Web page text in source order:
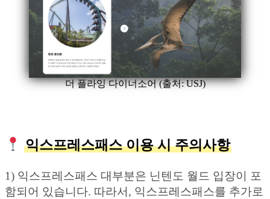
더 플라잉 다이너소어 (출처: USJ)
익스프레스패스 이용 시 주의사항
1) 익스프레스패스 대부분은 닌텐도 월드 입장이 포
함되어 있습니다. 따라서, 익스프레스패스를 추가로